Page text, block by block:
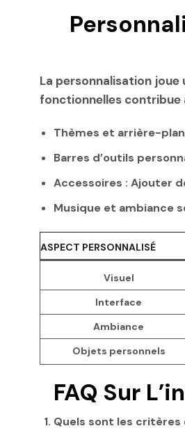
La personnalisation joue
fonctionnelles contribue
Thèmes et arrière-
Barres d’outils
Accessoires : Ajouter
Musique et ambiance
ASPECT PERSONNALISÉ
Visuel
Interface
Ambiance
Objets personnels
FAQ Sur
Quels sont les